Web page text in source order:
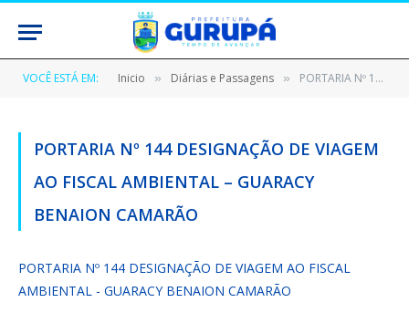
VOCÊ ESTÁ EM: Inicio » Diárias e Passagens » PORTARIA Nº 144 DESIGNAÇÃO DE VIAGEM AO FISCAL AMBIENTAL – GUARACY BENAION CAMARÃO
PORTARIA Nº 144 DESIGNAÇÃO DE VIAGEM
AO FISCAL AMBIENTAL – GUARACY
BENAION CAMARÃO
PORTARIA Nº 144 DESIGNAÇÃO DE VIAGEM AO FISCAL
AMBIENTAL - GUARACY BENAION CAMARÃO